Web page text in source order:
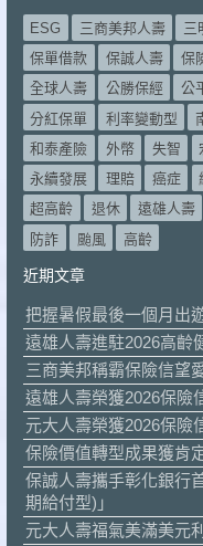
ESG 三商美邦人壽 三
保單借款
保誠人壽 保
全球人壽
公勝保經 公
分紅保單
利率變動型
和泰產險
外幣 失智
永續發展
理賠 癌症
超高齡
退休 遠雄人壽
防詐
颱風 高齡
近期文章
把握暑假最後一個月出
遠雄人壽進駐2026高齡
三商美邦稱霸保險信望
遠雄人壽榮獲2026保險
元大人壽榮獲2026保險
保險價值轉型成果獲肯
保誠人壽攜手彰化銀行
期給付型)」
元大人壽福氣美滿美元